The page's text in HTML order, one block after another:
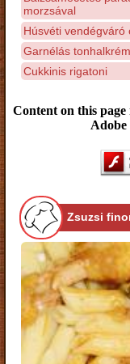
morzsával
Húsvéti vendégváró
Garnélás tonhalkrém
Cukkinis rigatoni
Content on this
Adobe
Zsuzsi